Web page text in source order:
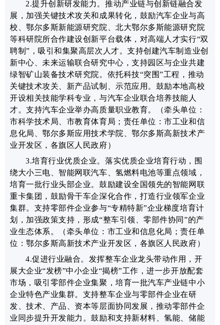
2.提升创新研发能力。推动产业链与创新链融合发
展，加强关键技术攻关和成果转化， 鼓励汽车企业与高
校、鄂尔多斯新能源研究院、北大鄂尔多斯能源研究院
等科研院所合作建设创新平台载体，对高端人才实行“双
聘制”，吸引和集聚高层次人才。支持创建汽车制造业创
新中心、未来运输联合研究中心，支持园区与企业共建
绿智矿山装备技术研究院。 依托科技“突围”工程， 推动
关键技术攻关、新产品试制、示范应用。鼓励本地高校
开设相关技能学科专业，与汽车企业联合培养技能人
才。支持汽车企业举办高质量职业教育。
（牵头单位：
市科学技术局、市教育体育局；责任单位：市工业和信
息化局、鄂尔多斯应用技术学院、鄂尔多斯高新技术产
业开发区，各旗区人民政府）
3.培育行业优质企业。 落实优质企业培育行动，围
绕大小三电、智能网联汽车、氢燃料电池等重点领域，
培育一批行业头部企业。鼓励建设全国领先的智能网联
重卡集团，鼓励骨干车企深化合作，打造行业领军企业
集群。支持零部件企业参与“专精特新”企业梯度培育计
划，加强政策支持，形成“整车引领、零部件协同”的产
业生态体系。
（牵头单位：市工业和信息化局；责任单
位：鄂尔多斯高新技术产业开发区，各旗区人民政府）
4.促进行业融合。 发挥整车企业龙头带动作用， 开
展大企业“发榜”中小企业“揭榜”工作，进一步开放配套
市场，吸引零部件企业集聚，培育一批汽车产业链中小
企业特色产业集群。支持整车企业与零部件企业在研
发、技术、产品、资本等层面协同发展，推动零部件企
业同步提升开发能力。鼓励和支持新材料、氢能、储能